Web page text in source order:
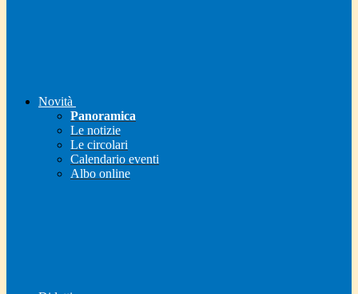
Novità
Panoramica
Le notizie
Le circolari
Calendario eventi
Albo online